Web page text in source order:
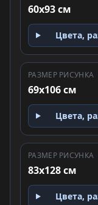
60x93 см
Цвета,
РАЗМЕР РИСУНКА
69x106 см
Цвета,
РАЗМЕР РИСУНКА
83x128 см
Цвета,